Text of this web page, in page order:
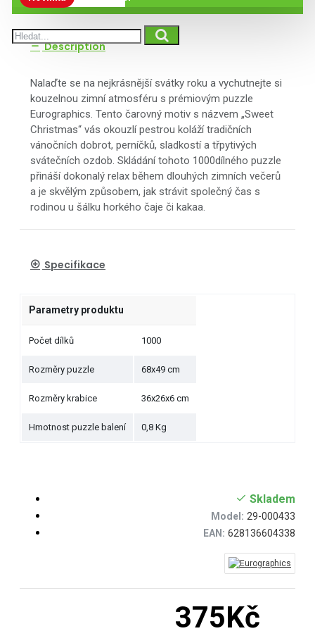
Description
Nalaďte se na nejkrásnější svátky roku a vychutnejte si
kouzelnou zimní atmosféru s prémiovým puzzle
Eurographics. Tento čarovný motiv s názvem „Sweet
Christmas“ vás okouzlí pestrou koláží tradičních
vánočních dobrot, perníčků, sladkostí a třpytivých
svátečních ozdob. Skládání tohoto 1000dílného puzzle
přináší dokonalý relax během dlouhých zimních večerů
a je skvělým způsobem, jak strávit společný čas s
rodinou u šálku horkého čaje či kakaa.
Specifikace
Parametry produktu
Počet dílků 1000
Rozměry puzzle 68x49 cm
Rozměry krabice 36x26x6 cm
Hmotnost puzzle balení 0,8 Kg
375Kč
Skladem
Model: 29-000433
EAN: 628136604338